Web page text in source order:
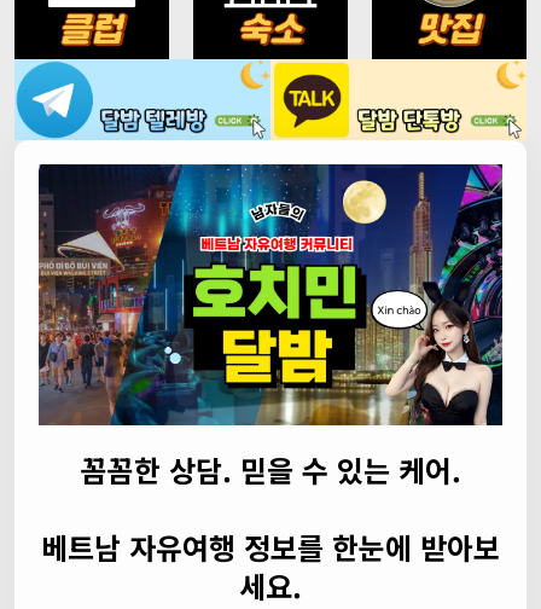
꼼꼼한 상담. 믿을 수 있는 케어.
베트남 자유여행 정보를 한눈에 받아보
세요.